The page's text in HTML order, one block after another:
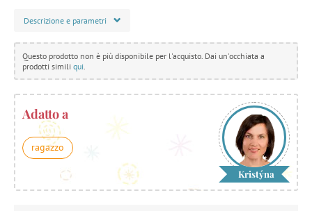
Descrizione e parametri
Questo prodotto non è più disponibile per l'acquisto. Dai un'occhiata a
prodotti simili qui
Adatto a
ragazzo
Kristýna